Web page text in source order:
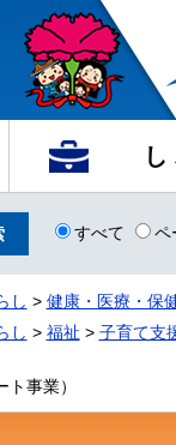
すべて ペ
し > 健康・医療・保
し > 福祉 > 子育て支
事業）